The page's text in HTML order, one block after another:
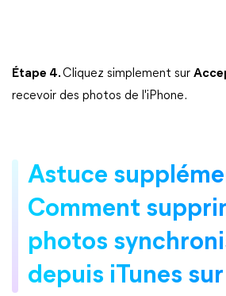
Étape 4.Cliquez simplement sur
recevoir des photos de l'iPhone.
Astuce
Comment
photos
depuis iTunes